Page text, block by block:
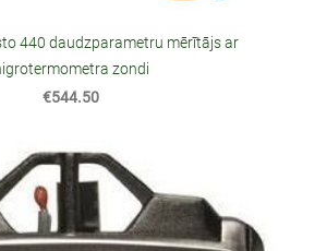
440 daudzparametru mērītājs ar
zondi
€544.50